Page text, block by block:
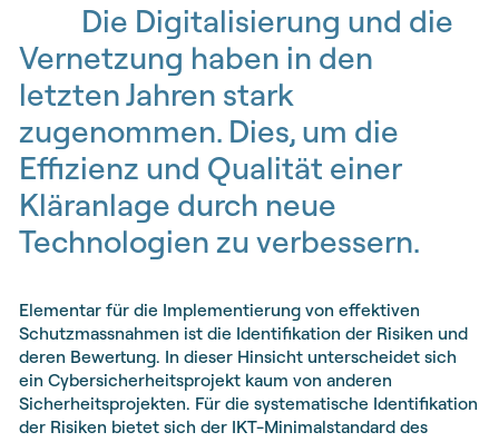
Die Digitalisierung und die
Vernetzung haben in den
letzten Jahren stark
zugenommen. Dies, um die
Effizienz und Qualität einer
Kläranlage durch neue
Technologien zu verbessern.
Elementar für die Implementierung von effektiven
Schutzmassnahmen ist die Identifikation der Risiken und
deren Bewertung. In dieser Hinsicht unterscheidet sich
ein Cybersicherheitsprojekt kaum von anderen
Sicherheitsprojekten. Für die systematische Identifikation
der Risiken bietet sich der IKT-Minimalstandard des